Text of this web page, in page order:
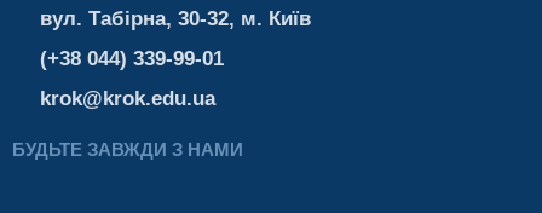
вул. Табірна, 30-32, м. Київ
(+38 044) 339-99-01
krok@krok.edu.ua
БУДЬТЕ ЗАВЖДИ З НАМИ